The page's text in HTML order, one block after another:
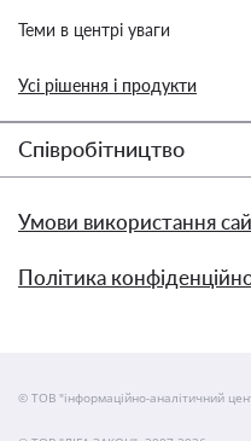
Теми в центрі уваги
Усі рішення і продукти
Співробітництво
Умови використання
Політика
© ТОВ "інформаційно-аналітичний